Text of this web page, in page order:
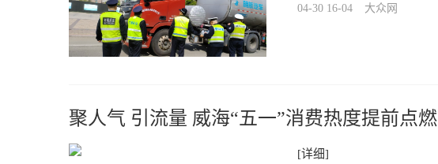
04-30 16-04 大众网
聚人气 引流量 威海“五一”消费热度提前点燃
[详细]